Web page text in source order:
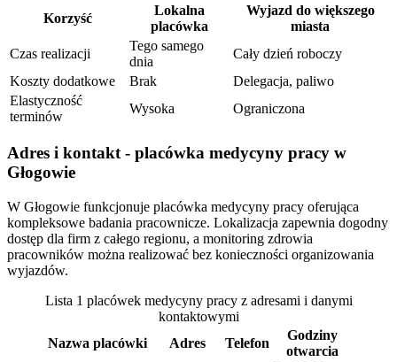
Korzyść
Lokalna
placówka
Wyjazd do większego
miasta
Czas realizacji
Tego samego
dnia
Cały dzień roboczy
Koszty dodatkowe
Brak
Delegacja, paliwo
Elastyczność
terminów
Wysoka Ograniczona
Adres i kontakt - placówka medycyny pracy w
Głogowie
W Głogowie funkcjonuje placówka medycyny pracy oferująca
kompleksowe badania pracownicze. Lokalizacja zapewnia dogodny
dostęp dla firm z całego regionu, a monitoring zdrowia
pracowników można realizować bez konieczności organizowania
wyjazdów.
Lista 1 placówek medycyny pracy z adresami i danymi
kontaktowymi
Nazwa placówki
Adres Telefon
Godziny
otwarcia